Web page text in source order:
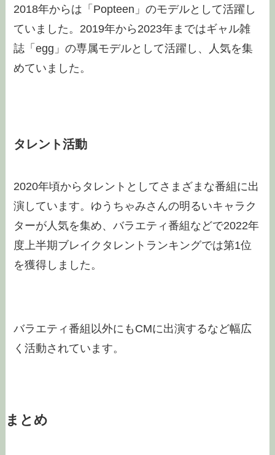
2018年からは「Popteen」のモデルとして活躍し
ていました。2019年から2023年まではギャル雑
誌「egg」の専属モデルとして活躍し、人気を集
めていました。
タレント活動
2020年頃からタレントとしてさまざまな番組に出
演しています。ゆうちゃみさんの明るいキャラク
ターが人気を集め、バラエティ番組などで2022年
度上半期ブレイクタレントランキングでは第1位
を獲得しました。
バラエティ番組以外にもCMに出演するなど幅広
く活動されています。
まとめ